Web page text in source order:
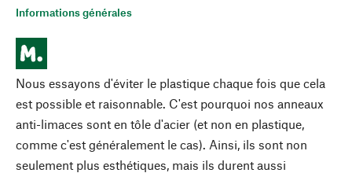
Informations générales
Nous essayons d'éviter le plastique chaque fois que cela
est possible et raisonnable. C'est pourquoi nos anneaux
anti-limaces sont en tôle d'acier (et non en plastique,
comme c'est généralement le cas). Ainsi, ils sont non
seulement plus esthétiques, mais ils durent aussi